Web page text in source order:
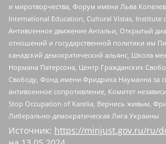
и миротворчества, Форум имени Льва
International Education, Cultural Vistas, Institute
Антивоенное движение Антальи, Открытый
отношений и государственной политики им
канадский демократический альянс, Школа
Нормана Патерсона, Центр Гражданских
Свободу, Фонд имени Фридриха Науманна за
антивоенное сопротивление, Комитет
Stop Occupation of Karelia, Вернись живым,
Либерально-демократическая Лига Украины
Источник: https://minjust.gov.ru/ru/